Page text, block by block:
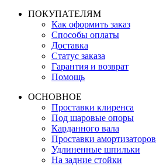
ПОКУПАТЕЛЯМ
Как оформить заказ
Способы оплаты
Доставка
Статус заказа
Гарантия и возврат
Помощь
ОСНОВНОЕ
Проставки клиренса
Под шаровые опоры
Карданного вала
Проставки амортизаторов
Удлиненные шпильки
На задние стойки